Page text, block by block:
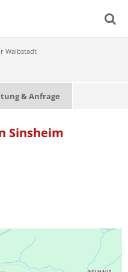
Waibstadt
& Anfrage
Sinsheim